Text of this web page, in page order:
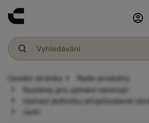
account_circle
Úvodní stránka chevron_right Naše produkty
Systémy pro upínání nástrojů
chevron_right Upínací jednotky přizpůsobené
chevron_right Jyoti